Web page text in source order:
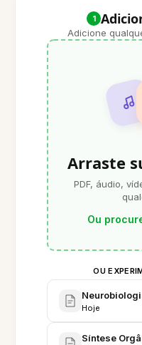
1
Adicione
Arraste
PDF, áudio,
Ou
OU
Hoje
Síntese